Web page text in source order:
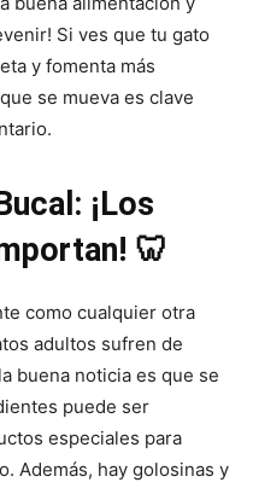
Si ves que tu gato
y fomenta más
se mueva es clave
¡Los
🦷
como cualquier otra
adultos sufren de
buena noticia es que se
puede ser
especiales para
Además, hay golosinas y